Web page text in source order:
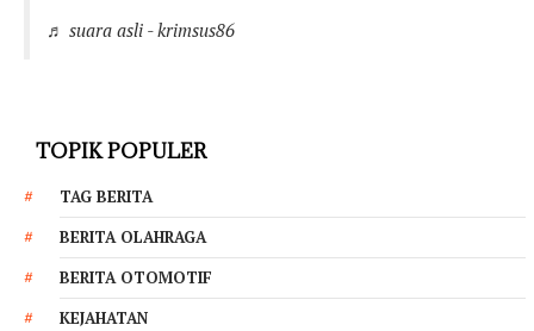
♬ suara asli - krimsus86
TOPIK POPULER
TAG BERITA
BERITA OLAHRAGA
BERITA OTOMOTIF
KEJAHATAN